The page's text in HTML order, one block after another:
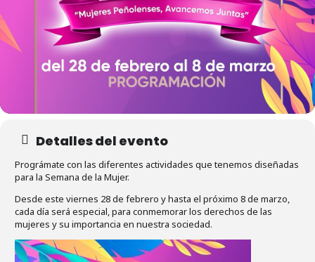
Detalles del evento
Prográmate con las diferentes actividades que tenemos diseñadas
para la Semana de la Mujer.
Desde este viernes 28 de febrero y hasta el próximo 8 de marzo,
cada día será especial, para conmemorar los derechos de las
mujeres y su importancia en nuestra sociedad.